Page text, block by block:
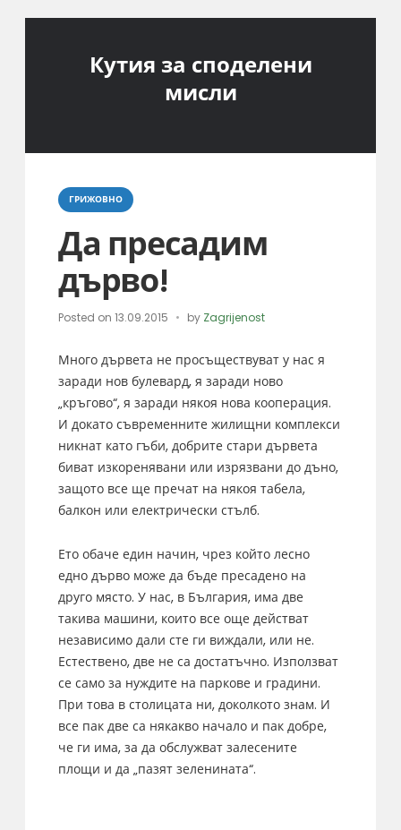
Кутия за споделени
мисли
Categories
ГРИЖОВНО
Да пресадим
дърво!
Posted on13.09.2015 by Zagrijenost
Много дървета не просъществуват у нас я
заради нов булевард, я заради ново
„кръгово“, я заради някоя нова кооперация.
И докато съвременните жилищни комплекси
никнат като гъби, добрите стари дървета
биват изкоренявани или изрязвани до дъно,
защото все ще пречат на някоя табела,
балкон или електрически стълб.
Ето обаче един начин, чрез който лесно
едно дърво може да бъде пресадено на
друго място. У нас, в България, има две
такива машини, които все още действат
независимо дали сте ги виждали, или не.
Естествено, две не са достатъчно. Използват
се само за нуждите на паркове и градини.
При това в столицата ни, доколкото знам. И
все пак две са някакво начало и пак добре,
че ги има, за да обслужват залесените
площи и да „пазят зеленината“.